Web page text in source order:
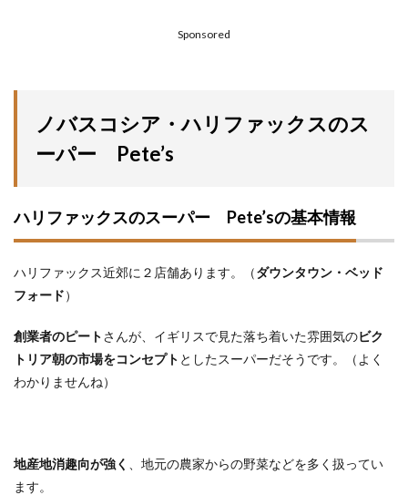
Sponsored
ノバスコシア・ハリファックスのス
ーパー Pete’s
ハリファックスのスーパー Pete’sの基本情報
ハリファックス近郊に２店舗あります。（ダウンタウン・ベッド
フォード）
創業者のピートさんが、イギリスで見た落ち着いた雰囲気のビク
トリア朝の市場をコンセプト としたスーパーだそうです。（よく
わかりませんね）
地産地消趣向が強く
、地元の農家からの野菜などを多く扱ってい
ます。